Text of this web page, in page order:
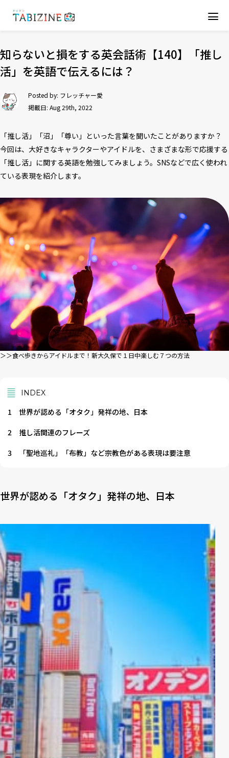
知らないと損をする英会話術【140】「推し
活」を英語で伝えるには？
Posted by: フレッチャー愛
掲載日: Aug 29th, 2022
「推し活」「沼」「尊い」といった言葉を聞いたことがありますか？
今回は、大好きなキャラクターやアイドルを、さまざまな形で応援する
「推し活」に関する英語を勉強してみましょう。SNSなどで広く使われ
ている表現を紹介します。
＞＞食べ歩きからアイドルまで！新大久保で１日中楽しむ７つの方法
INDEX
1
世界が認める「オタク」発祥の地、日本
2
推し活関連のフレーズ
3
「聖地巡礼」「布教」など宗教色がある表現は要注意
世界が認める「オタク」発祥の地、日本